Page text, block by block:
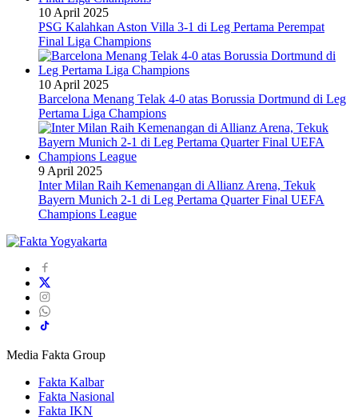
10 April 2025
PSG Kalahkan Aston Villa 3-1 di Leg Pertama Perempat
Final Liga Champions
10 April 2025
Barcelona Menang Telak 4-0 atas Borussia Dortmund di Leg
Pertama Liga Champions
9 April 2025
Inter Milan Raih Kemenangan di Allianz Arena, Tekuk
Bayern Munich 2-1 di Leg Pertama Quarter Final UEFA
Champions League
Media Fakta Group
Fakta Kalbar
Fakta Nasional
Fakta IKN